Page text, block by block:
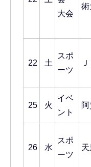
大会
術
22 土
スポ
ーツ
25 火
イベ
ント
26 水
スポ
ーツ